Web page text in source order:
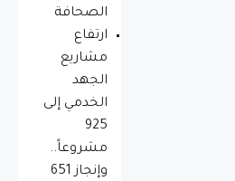
الصحافة
ارتفاع
مشاريع
الجهد
الخدمي إلى
925
مشروعاً..
وإنجاز 651